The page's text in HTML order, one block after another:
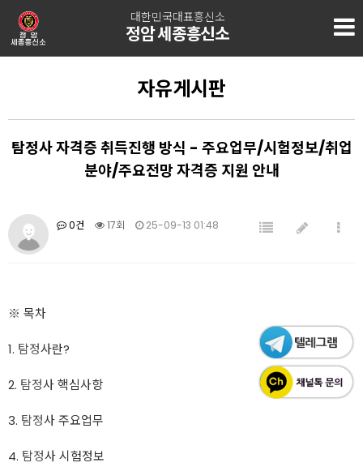
대한민국대표흥신소
정암 세종흥신소
자유게시판
탐정사 자격증 취득진행 방식 - 주요업무/시험정보/취업
분야/주요전망 자격증 지원 안내
0건 17회 25-09-13 01:48
※ 목차
1. 탐정사란?
2. 탐정사 핵심사항
3. 탐정사 주요업무
4. 탐정사 시험정보